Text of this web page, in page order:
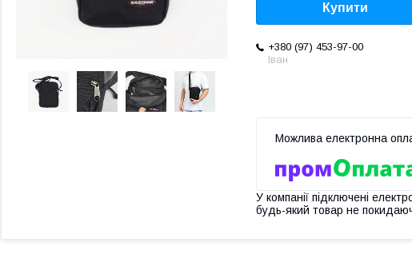
Купити
+380 (97) 453-97-00
Іван
У компанії підключені
будь-який товар не